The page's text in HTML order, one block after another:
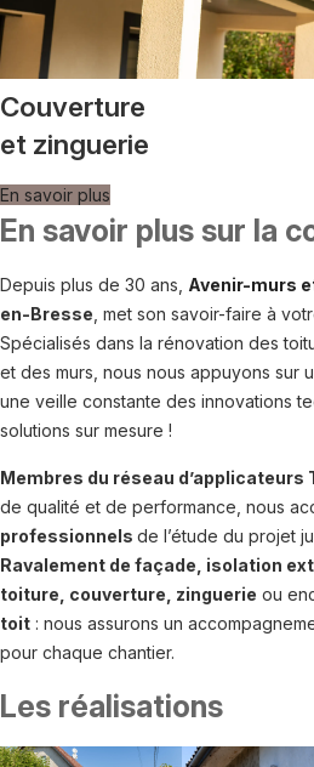
Couverture
et zinguerie
En savoir plus
En savoir plus sur la
Depuis plus de 30 ans, Avenir-murs
en-Bresse , met son savoir-faire à
Spécialisés dans la rénovation des
et des murs, nous nous appuyons sur
une veille constante des innovations
solutions sur mesure !
Membres du réseau d’applicateurs
de qualité et de performance, nous
professionnels de l’étude du projet
Ravalement de façade, isolation
toiture, couverture, zinguerie ou
toit : nous assurons un
pour chaque chantier.
Les réalisations